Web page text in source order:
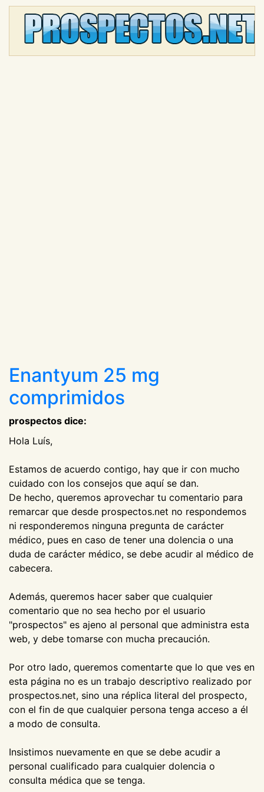
Enantyum 25 mg
comprimidos
prospectos dice:
Hola Luís,
Estamos de acuerdo contigo, hay que ir con mucho
cuidado con los consejos que aquí se dan.
De hecho, queremos aprovechar tu comentario para
remarcar que desde prospectos.net no respondemos
ni responderemos ninguna pregunta de carácter
médico, pues en caso de tener una dolencia o una
duda de carácter médico, se debe acudir al médico de
cabecera.
Además, queremos hacer saber que cualquier
comentario que no sea hecho por el usuario
"prospectos" es ajeno al personal que administra esta
web, y debe tomarse con mucha precaución.
Por otro lado, queremos comentarte que lo que ves en
esta página no es un trabajo descriptivo realizado por
prospectos.net, sino una réplica literal del prospecto,
con el fin de que cualquier persona tenga acceso a él
a modo de consulta.
Insistimos nuevamente en que se debe acudir a
personal cualificado para cualquier dolencia o
consulta médica que se tenga.